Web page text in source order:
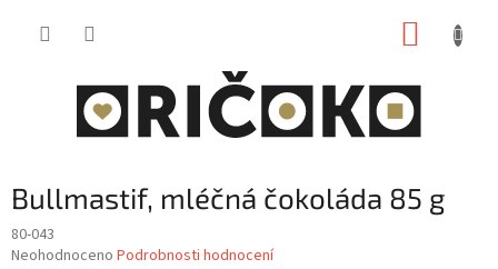
Bullmastif, mléčná čokoláda 85 g
80-043
Průměrné
Neohodnoceno Podrobnosti hodnocení